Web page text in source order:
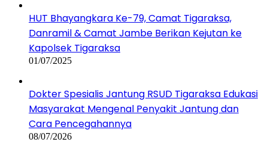
HUT Bhayangkara Ke-79, Camat Tigaraksa,
Danramil & Camat Jambe Berikan Kejutan ke
Kapolsek Tigaraksa
01/07/2025
Dokter Spesialis Jantung RSUD Tigaraksa Edukasi
Masyarakat Mengenal Penyakit Jantung dan
Cara Pencegahannya
08/07/2026